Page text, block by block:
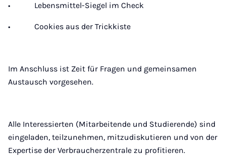
• Lebensmittel-Siegel im Check
• Cookies aus der Trickkiste
Im Anschluss ist Zeit für Fragen und gemeinsamen
Austausch vorgesehen.
Alle Interessierten (Mitarbeitende und Studierende) sind
eingeladen, teilzunehmen, mitzudiskutieren und von der
Expertise der Verbraucherzentrale zu profitieren.